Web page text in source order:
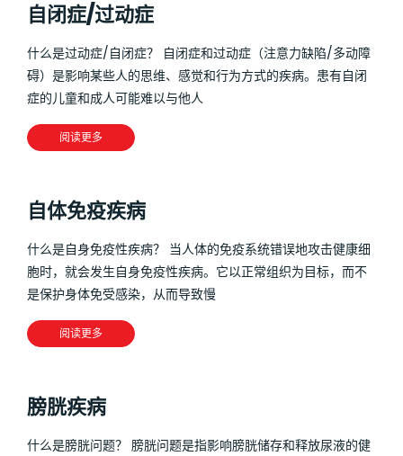
自闭症/过动症
什么是过动症/自闭症？ 自闭症和过动症（注意力缺陷/多动障
碍）是影响某些人的思维、感觉和行为方式的疾病。患有自闭
症的儿童和成人可能难以与他人
阅读更多
自体免疫疾病
什么是自身免疫性疾病？ 当人体的免疫系统错误地攻击健康细
胞时，就会发生自身免疫性疾病。它以正常组织为目标，而不
是保护身体免受感染，从而导致慢
阅读更多
膀胱疾病
什么是膀胱问题？ 膀胱问题是指影响膀胱储存和释放尿液的健